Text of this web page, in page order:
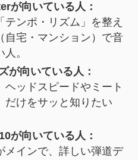
が向いている人：
ンポ・リズム」を整え
自宅・マンション）で音
。
が向いている人：
ッドスピードやミート
だけをサッと知りたい
が向いている人：
メインで、詳しい弾道デ